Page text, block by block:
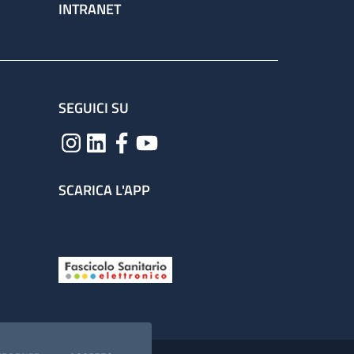
INTRANET
SEGUICI SU
SCARICA L'APP